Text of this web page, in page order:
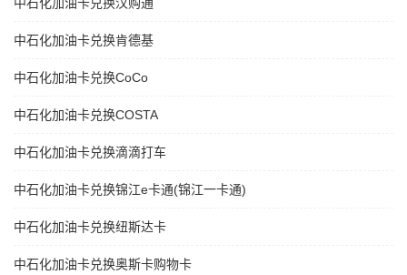
中石化加油卡兑换肯德基
中石化加油卡兑换CoCo
中石化加油卡兑换COSTA
中石化加油卡兑换滴滴打车
中石化加油卡兑换锦江e卡通(锦江一卡通)
中石化加油卡兑换纽斯达卡
中石化加油卡兑换奥斯卡购物卡